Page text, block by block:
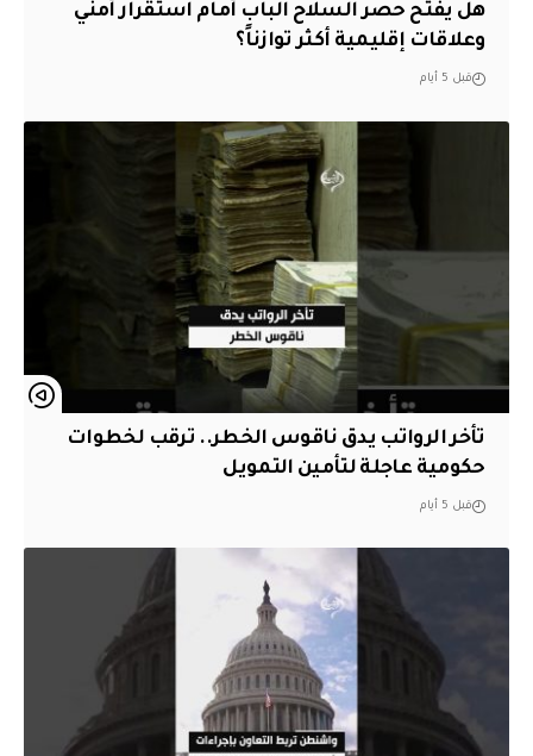
هل يفتح حصر السلاح الباب أمام استقرار أمني
وعلاقات إقليمية أكثر توازناً؟
قبل 5 أيام
تأخر الرواتب يدق ناقوس الخطر.. ترقب لخطوات
حكومية عاجلة لتأمين التمويل
قبل 5 أيام